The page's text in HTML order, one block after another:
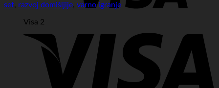
Visa 2
set, razvoj domišljije, varno igranje